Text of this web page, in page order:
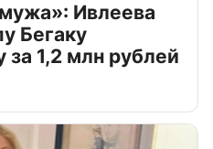
Ивлеева
Бегаку
1,2 млн рублей